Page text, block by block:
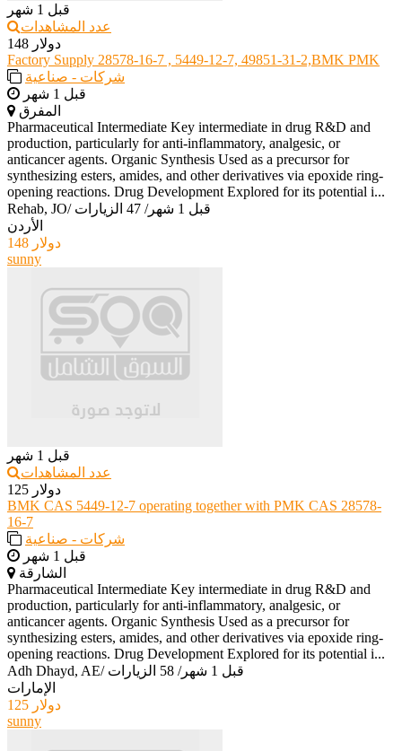
قبل 1 شهر
عدد المشاهدات
148 دولار
Factory Supply 28578-16-7 , 5449-12-7, 49851-31-2,BMK PMK
شركات - صناعية
قبل 1 شهر
المفرق
Pharmaceutical Intermediate Key intermediate in drug R&D and
production, particularly for anti-inflammatory, analgesic, or
anticancer agents. Organic Synthesis Used as a precursor for
synthesizing esters, amides, and other derivatives via epoxide ring-
opening reactions. Drug Development Explored for its potential i...
Rehab, JO/ قبل 1 شهر / 47 الزيارات
الأردن
148 دولار
sunny
قبل 1 شهر
عدد المشاهدات
125 دولار
BMK CAS 5449-12-7 operating together with PMK CAS 28578-
16-7
شركات - صناعية
قبل 1 شهر
الشارقة
Pharmaceutical Intermediate Key intermediate in drug R&D and
production, particularly for anti-inflammatory, analgesic, or
anticancer agents. Organic Synthesis Used as a precursor for
synthesizing esters, amides, and other derivatives via epoxide ring-
opening reactions. Drug Development Explored for its potential i...
Adh Dhayd, AE/ قبل 1 شهر / 58 الزيارات
الإمارات
125 دولار
sunny